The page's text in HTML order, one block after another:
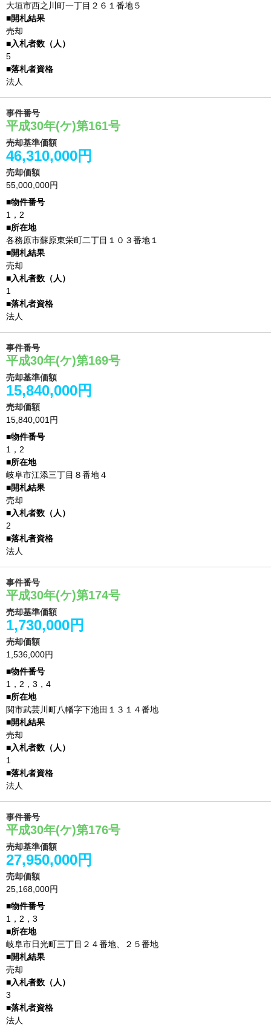
大垣市西之川町一丁目２６１番地５
売却
5
法人
事件番号
平成30年(ケ)第161号
売却基準価額
46,310,000円
売却価額
55,000,000円
1，2
各務原市蘇原東栄町二丁目１０３番地１
売却
1
法人
事件番号
平成30年(ケ)第169号
売却基準価額
15,840,000円
売却価額
15,840,001円
1，2
岐阜市江添三丁目８番地４
売却
2
法人
事件番号
平成30年(ケ)第174号
売却基準価額
1,730,000円
売却価額
1,536,000円
1，2，3，4
関市武芸川町八幡字下池田１３１４番地
売却
1
法人
事件番号
平成30年(ケ)第176号
売却基準価額
27,950,000円
売却価額
25,168,000円
1，2，3
岐阜市日光町三丁目２４番地、２５番地
売却
3
法人